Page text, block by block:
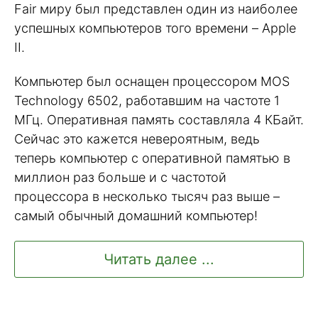
Fair миру был представлен один из наиболее
успешных компьютеров того времени – Apple
II.
Компьютер был оснащен процессором MOS
Technology 6502, работавшим на частоте 1
МГц. Оперативная память составляла 4 КБайт.
Сейчас это кажется невероятным, ведь
теперь компьютер с оперативной памятью в
миллион раз больше и с частотой
процессора в несколько тысяч раз выше –
самый обычный домашний компьютер!
Читать далее ...